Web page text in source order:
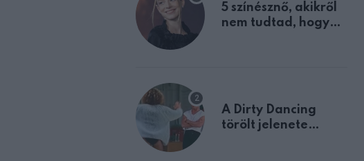
5 színésznő, akikről
nem tudtad, hogy
A Dirty Dancing
törölt jelenete